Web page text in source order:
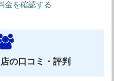
は保証の対象外となる場合も
もリーズナブルですが、様々
れているのがこちらのお店の
金を確認する
の口コミ・評判